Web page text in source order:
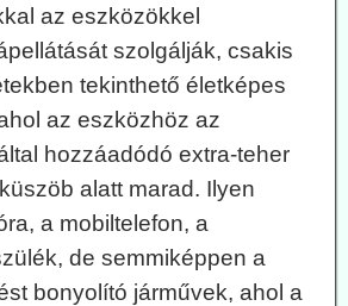
az eszközökkel
szolgálják, csakis
tekinthető életképes
az eszközhöz az
hozzáadódó extra-teher
alatt marad. Ilyen
a mobiltelefon, a
de semmiképpen a
bonyolító járművek, ahol a